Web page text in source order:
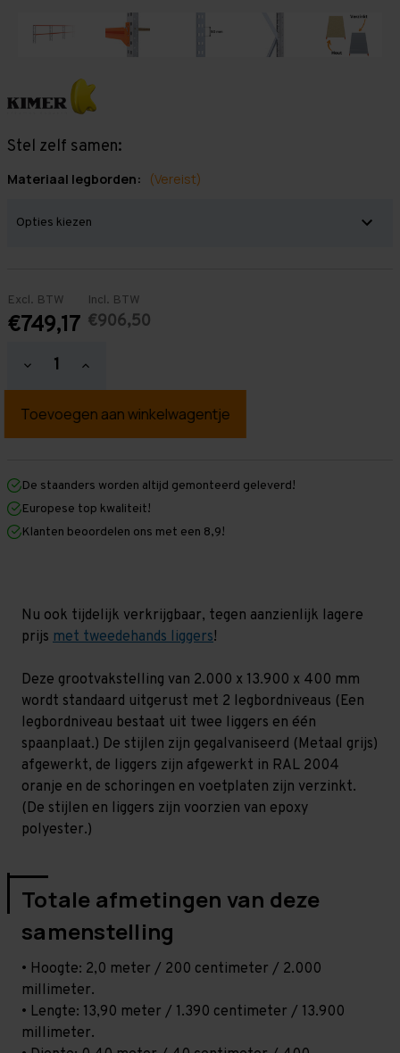
Stel zelf samen:
Materiaal legborden: (Vereist)
Excl. BTW
€749,17
Incl. BTW
€906,50
Hoeveelheid
verlagen
Grootvakstelling
mm
mm
x
400
mm
Hoeveelheid
verhogen
Grootvakstelling
mm
mm
400
mm
De staanders worden altijd gemonteerd geleverd!
Europese top kwaliteit!
Klanten beoordelen ons met een 8,9!
Nu ook tijdelijk verkrijgbaar, tegen aanzienlijk lagere
prijs met tweedehands liggers!
Deze grootvakstelling van 2.000 x 13.900 x 400 mm
wordt standaard uitgerust met 2 legbordniveaus (Een
legbordniveau bestaat uit twee liggers en één
spaanplaat.) De stijlen zijn gegalvaniseerd (Metaal grijs)
afgewerkt, de liggers zijn afgewerkt in RAL 2004
oranje en de schoringen en voetplaten zijn verzinkt.
(De stijlen en liggers zijn voorzien van epoxy
polyester.)
Totale afmetingen van deze
samenstelling
• Hoogte: 2,0 meter / 200 centimeter / 2.000
millimeter.
• Lengte: 13,90 meter / 1.390 centimeter / 13.900
millimeter.